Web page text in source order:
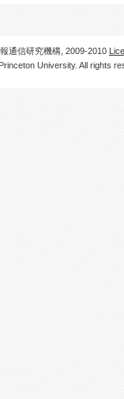
通信研究機構, 2009-2010
University. All rights